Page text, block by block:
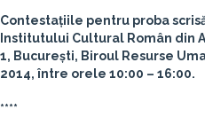
Contestațiile pentru proba
Institutului Cultural Român din
1, București, Biroul Resurse
2014, între orele 10:00 – 16:00.
****